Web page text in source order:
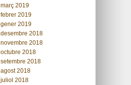
març 2019
febrer 2019
gener 2019
desembre 2018
novembre 2018
octubre 2018
setembre 2018
agost 2018
juliol 2018